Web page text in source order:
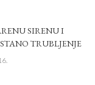
SIRENU I
TRUBLJENJE